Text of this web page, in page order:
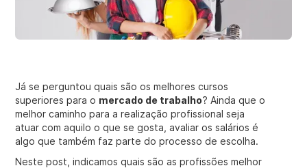
Já se perguntou quais são os melhores cursos
superiores para o mercado de trabalho? Ainda que o
melhor caminho para a realização profissional seja
atuar com aquilo o que se gosta, avaliar os salários é
algo que também faz parte do processo de escolha.
Neste post, indicamos quais são as profissões melhor